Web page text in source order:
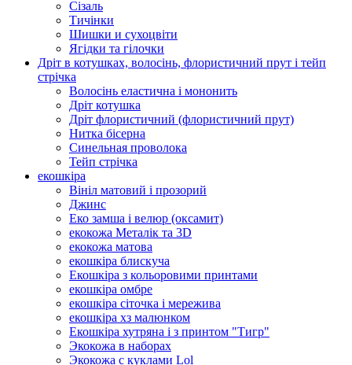
Сізаль
Тичінки
Шишки и сухоцвіти
Ягідки та гілочки
Дріт в котушках, волосінь, флористичний прут і тейп
стрічка
Волосінь еластична і мононить
Дріт котушка
Дріт флористичний (флористичний прут)
Нитка бісерна
Синельная проволока
Тейп стрічка
екошкіра
Вініл матовий і прозорий
Джинс
Еко замша і велюр (оксамит)
екокожа Металік та 3D
екокожа матова
екошкіра блискуча
Екошкіра з кольоровими принтами
екошкіра омбре
екошкіра сіточка і мережива
екошкіра хз малюнком
Екошкіра хутряна і з принтом "Тигр"
Экокожа в наборах
Экокожа с куклами Lol